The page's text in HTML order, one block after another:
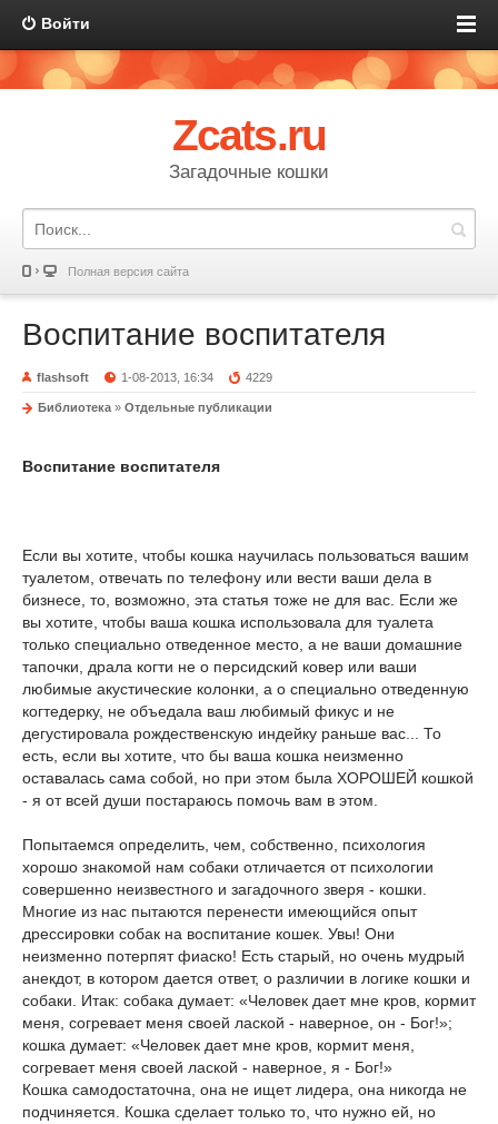
Войти
Zcats.ru
Загадочные кошки
Полная версия сайта
Воспитание воспитателя
flashsoft 1-08-2013, 16:34 4229
Библиотека » Отдельные публикации
Воспитание воспитателя
Если вы хотите, чтобы кошка научилась пользоваться вашим
туалетом, отвечать по телефону или вести ваши дела в
бизнесе, то, возможно, эта статья тоже не для вас. Если же
вы хотите, чтобы ваша кошка использовала для туалета
только специально отведенное место, а не ваши домашние
тапочки, драла когти не о персидский ковер или ваши
любимые акустические колонки, а о специально отведенную
когтедерку, не объедала ваш любимый фикус и не
дегустировала рождественскую индейку раньше вас... То
есть, если вы хотите, что бы ваша кошка неизменно
оставалась сама собой, но при этом была ХОРОШЕЙ кошкой
- я от всей души постараюсь помочь вам в этом.
Попытаемся определить, чем, собственно, психология
хорошо знакомой нам собаки отличается от психологии
совершенно неизвестного и загадочного зверя - кошки.
Многие из нас пытаются перенести имеющийся опыт
дрессировки собак на воспитание кошек. Увы! Они
неизменно потерпят фиаско! Есть старый, но очень мудрый
анекдот, в котором дается ответ, о различии в логике кошки и
собаки. Итак: собака думает: «Человек дает мне кров, кормит
меня, согревает меня своей лаской - наверное, он - Бог!»;
кошка думает: «Человек дает мне кров, кормит меня,
согревает меня своей лаской - наверное, я - Бог!»
Кошка самодостаточна, она не ищет лидера, она никогда не
подчиняется. Кошка сделает только то, что нужно ей, но